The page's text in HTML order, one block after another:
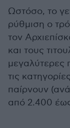
Ωστόσο, το
ρύθμιση ο
τον
και τους
μεγαλύτερες
τις
παίρνουν
από 2.400